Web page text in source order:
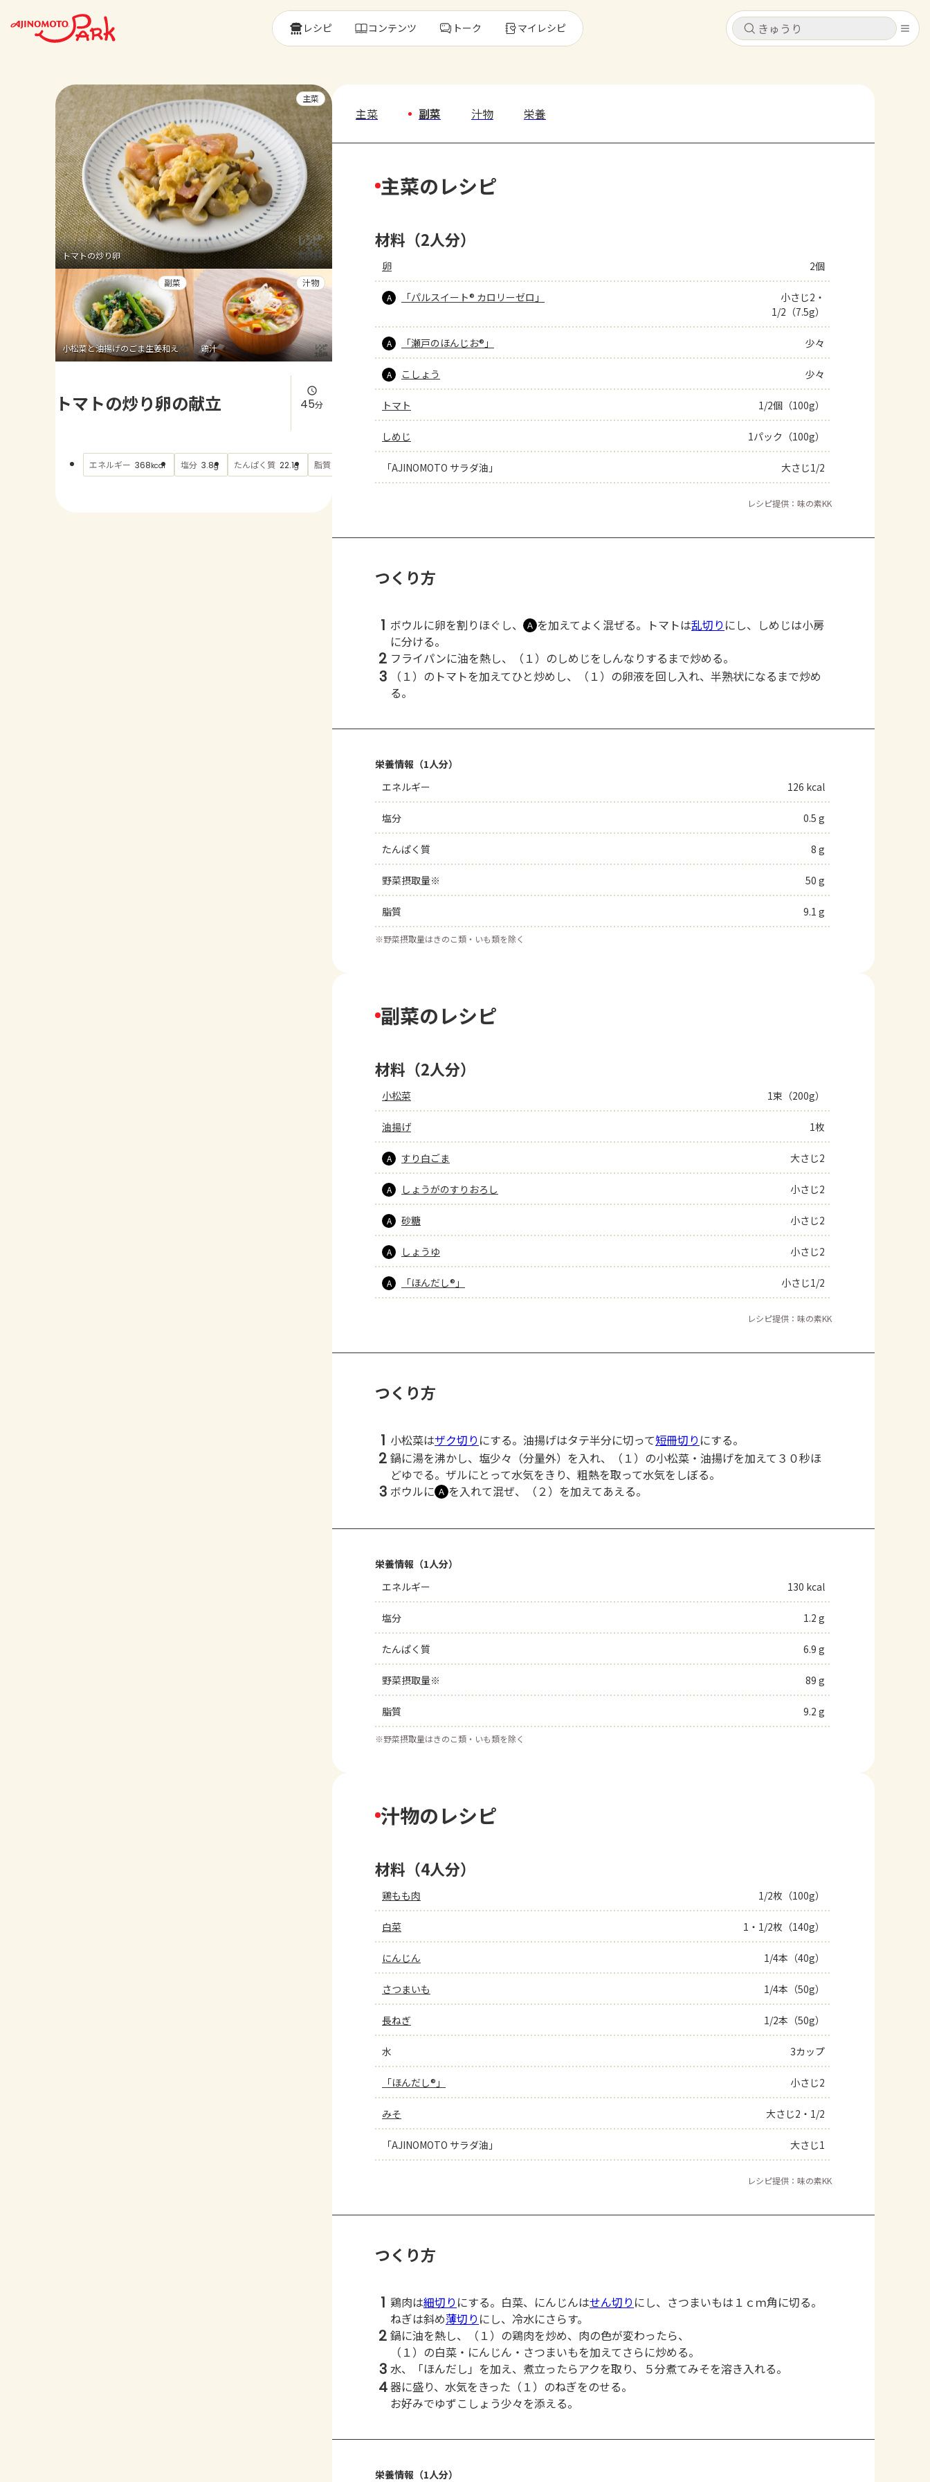
キャンセル
よくあるお問い合わせ
AJINOMOTO PARK とは
キャンセル
レシピ コンテンツ トーク マイレシピ
トマトの炒り卵
主菜
小松菜と油揚げのごま生姜和え
副菜
鶏汁
汁物
トマトの炒り卵の献立 45分
エネルギー 368kcal 塩分 3.8g たんぱく質 22.1g 脂質 もっと見る
主菜 副菜 汁物 栄養
主菜のレシピ
材料（2人分）
卵 2個
A 「パルスイート® カロリーゼロ」
小さじ2・
1/2（7.5g）
A 「瀬戸のほんじお®」 少々
A こしょう 少々
トマト 1/2個（100g）
しめじ 1パック（100g）
「AJINOMOTO サラダ油」 大さじ1/2
レシピ提供：味の素KK
つくり方
1 ボウルに卵を割りほぐし、 Ａ を加えてよく混ぜる。トマトは乱切り にし、しめじは小房
に分ける。
2 フライパンに油を熱し、（１）のしめじをしんなりするまで炒める。
3
（１）のトマトを加えてひと炒めし、（１）の卵液を回し入れ、半熟状になるまで炒め
る。
栄養情報（1人分）
エネルギー
126 kcal
塩分 0.5 g
たんぱく質 8 g
野菜摂取量※ 50 g
脂質 9.1 g
※野菜摂取量はきのこ類・いも類を除く
副菜のレシピ
材料（2人分）
小松菜 1束（200g）
油揚げ 1枚
A すり白ごま 大さじ2
A しょうがのすりおろし 小さじ2
A 砂糖 小さじ2
A しょうゆ 小さじ2
A 「ほんだし®」 小さじ1/2
レシピ提供：味の素KK
つくり方
1 小松菜はザク切り にする。油揚げはタテ半分に切って短冊切り にする。
2 鍋に湯を沸かし、塩少々（分量外）を入れ、（１）の小松菜・油揚げを加えて３０秒ほ
どゆでる。ザルにとって水気をきり、粗熱を取って水気をしぼる。
3 ボウルに Ａ を入れて混ぜ、（２）を加えてあえる。
栄養情報（1人分）
エネルギー
130 kcal
塩分 1.2 g
たんぱく質 6.9 g
野菜摂取量※ 89 g
脂質 9.2 g
※野菜摂取量はきのこ類・いも類を除く
汁物のレシピ
材料（4人分）
鶏もも肉 1/2枚（100g）
白菜 1・1/2枚（140g）
にんじん 1/4本（40g）
さつまいも 1/4本（50g）
長ねぎ 1/2本（50g）
水 3カップ
「ほんだし®」 小さじ2
みそ 大さじ2・1/2
「AJINOMOTO サラダ油」 大さじ1
レシピ提供：味の素KK
つくり方
1 鶏肉は細切り にする。白菜、にんじんはせん切り にし、さつまいもは１ｃｍ角に切る。
ねぎは斜め薄切り にし、冷水にさらす。
2 鍋に油を熱し、（１）の鶏肉を炒め、肉の色が変わったら、
（１）の白菜・にんじん・さつまいもを加えてさらに炒める。
3 水、「ほんだし」を加え、煮立ったらアクを取り、５分煮てみそを溶き入れる。
4器に盛り、水気をきった（１）のねぎをのせる。
お好みでゆずこしょう少々を添える。
栄養情報（1人分）